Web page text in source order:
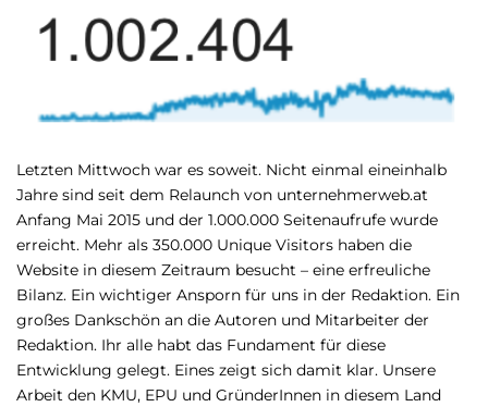
Letzten Mittwoch war es soweit. Nicht einmal eineinhalb
Jahre sind seit dem Relaunch von unternehmerweb.at
Anfang Mai 2015 und der 1.000.000 Seitenaufrufe wurde
erreicht. Mehr als 350.000 Unique Visitors haben die
Website in diesem Zeitraum besucht – eine erfreuliche
Bilanz. Ein wichtiger Ansporn für uns in der Redaktion. Ein
großes Dankschön an die Autoren und Mitarbeiter der
Redaktion. Ihr alle habt das Fundament für diese
Entwicklung gelegt. Eines zeigt sich damit klar. Unsere
Arbeit den KMU, EPU und GründerInnen in diesem Land